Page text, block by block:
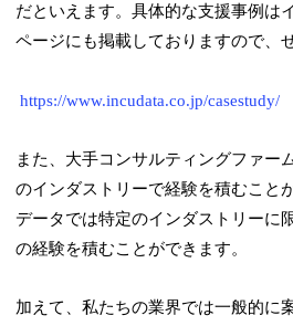
だといえます。具体的な支援事例は
ページにも掲載しておりますので、
https://www.incudata.co.jp/casestudy/
また、大手コンサルティングファー
のインダストリーで経験を積むこと
データでは特定のインダストリーに
の経験を積むことができます。
加えて、私たちの業界では一般的に